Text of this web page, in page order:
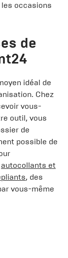
occasions
de
idéal de
Chez
vous-
outil, vous
de
possible de
autocollants et
, des
vous-même